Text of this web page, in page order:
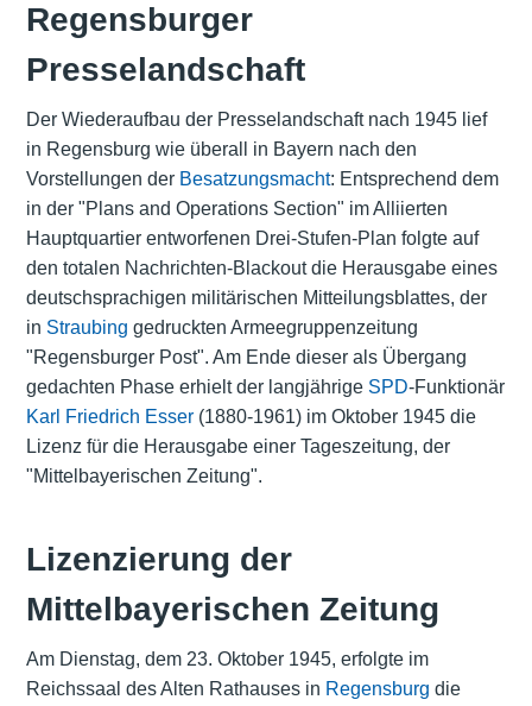
Regensburger
Presselandschaft
Der Wiederaufbau der Presselandschaft nach 1945 lief
in Regensburg wie überall in Bayern nach den
Vorstellungen der Besatzungsmacht: Entsprechend dem
in der "Plans and Operations Section" im Alliierten
Hauptquartier entworfenen Drei-Stufen-Plan folgte auf
den totalen Nachrichten-Blackout die Herausgabe eines
deutschsprachigen militärischen Mitteilungsblattes, der
in Straubing gedruckten Armeegruppenzeitung
"Regensburger Post". Am Ende dieser als Übergang
gedachten Phase erhielt der langjährige SPD-Funktionär
Karl Friedrich Esser(1880-1961) im Oktober 1945 die
Lizenz für die Herausgabe einer Tageszeitung, der
"Mittelbayerischen Zeitung".
Lizenzierung der
Mittelbayerischen Zeitung
Am Dienstag, dem 23. Oktober 1945, erfolgte im
Reichssaal des Alten Rathauses in Regensburg die